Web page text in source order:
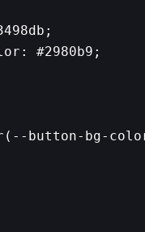
#2980b9;
button-bg-